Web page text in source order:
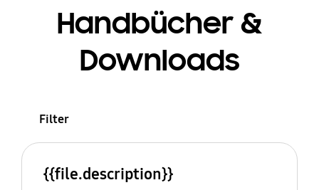
Handbücher &
Downloads
Filter
{{file.description}}